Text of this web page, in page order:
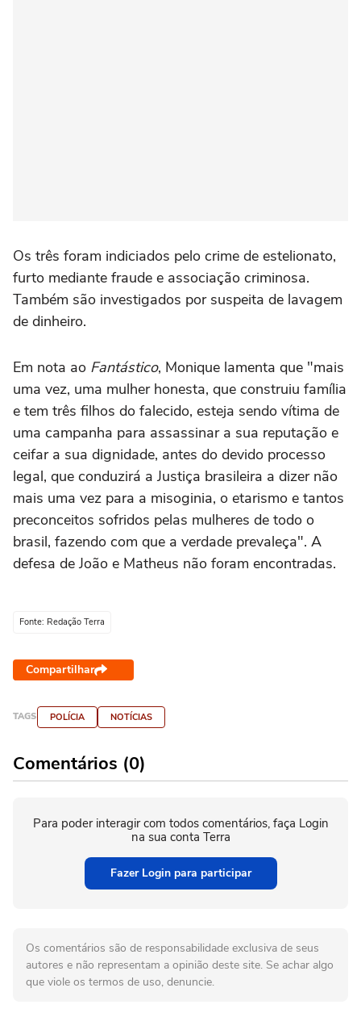
Os três foram indiciados pelo crime de estelionato,
furto mediante fraude e associação criminosa.
Também são investigados por suspeita de lavagem
de dinheiro.
Em nota ao Fantástico, Monique lamenta que "mais
uma vez, uma mulher honesta, que construiu família
e tem três filhos do falecido, esteja sendo vítima de
uma campanha para assassinar a sua reputação e
ceifar a sua dignidade, antes do devido processo
legal, que conduzirá a Justiça brasileira a dizer não
mais uma vez para a misoginia, o etarismo e tantos
preconceitos sofridos pelas mulheres de todo o
brasil, fazendo com que a verdade prevaleça". A
defesa de João e Matheus não foram encontradas.
Fonte: Redação Terra
Compartilhar
TAGS POLÍCIA NOTÍCIAS
Comentários (0)
Para poder interagir com todos comentários, faça Login
na sua conta Terra
Fazer Login para participar
Os comentários são de responsabilidade exclusiva de seus
autores e não representam a opinião deste site. Se achar algo
que viole os termos de uso, denuncie.